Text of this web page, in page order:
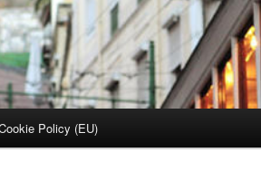
Policy (EU)